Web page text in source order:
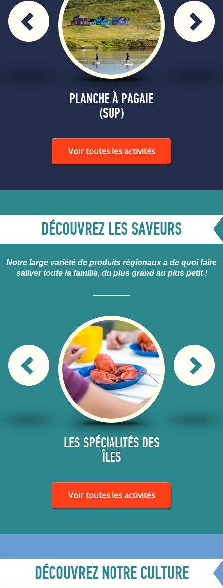
PLANCHE À PAGAIE
(SUP)
Voir toutes les activités
DÉCOUVREZ LES SAVEURS
Notre large variété de produits régionaux a de quoi faire
saliver toute la famille, du plus grand au plus petit !
LES SPÉCIALITÉS DES
ÎLES
Voir toutes les activités
DÉCOUVREZ NOTRE CULTURE